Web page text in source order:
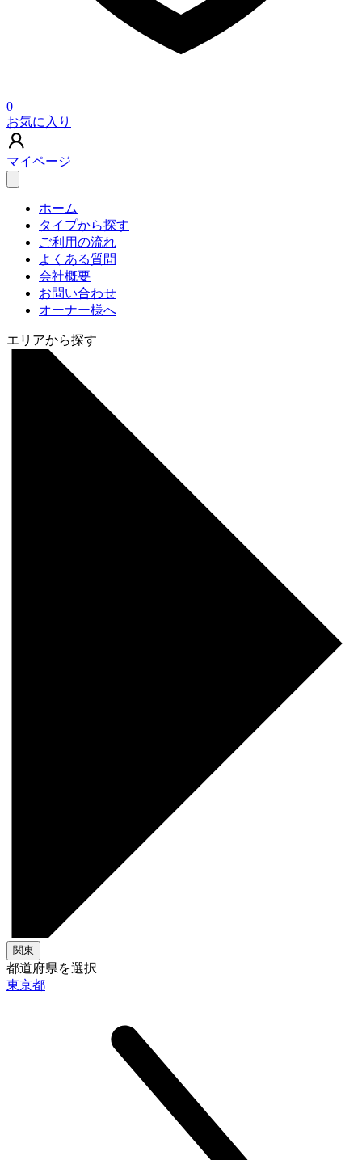
0
お気に入り
マイページ
ホーム
タイプから探す
ご利用の流れ
よくある質問
会社概要
お問い合わせ
オーナー様へ
エリアから探す
関東
都道府県を選択
東京都